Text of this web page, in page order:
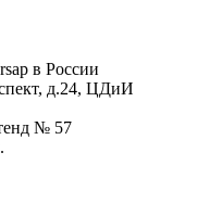
в России
д.24, ЦДиИ
№ 57